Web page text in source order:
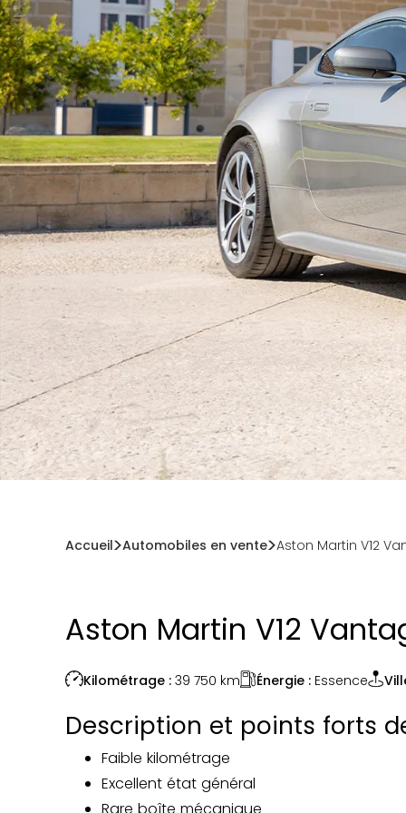
Accueil Automobiles en vente Aston Martin V12
Aston Martin V12
Kilométrage : 39 750 km Énergie : Essence
Description et points forts
Faible kilométrage
Excellent état général